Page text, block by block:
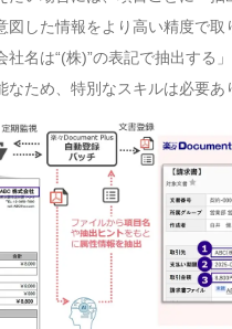
図した情報をより高い精度で取
社名は“(株)”の表記で抽出する
なため、特別なスキルは必要あ